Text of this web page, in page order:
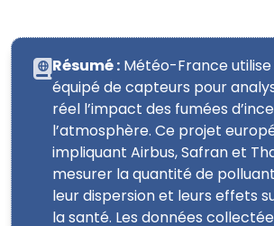
Résumé : Météo-France utilise
équipé de capteurs pour
réel l’impact des fumées
l’atmosphère. Ce projet
impliquant Airbus, Safran et
mesurer la quantité de
leur dispersion et leurs effets
la santé. Les données